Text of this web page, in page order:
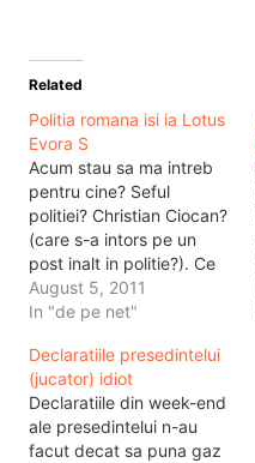
Related
Politia romana isi ia Lotus
Evora S
Acum stau sa ma intreb
pentru cine? Seful
politiei? Christian Ciocan?
(care s-a intors pe un
post inalt in politie?). Ce
poate sa faca masina
asta e asta: Dar la ce o
strazi? Sau doar pentru
pista de aeroport, ca sa
se dea cu…
August 5, 2011
In "de pe net"
Declaratiile presedintelui
(jucator) idiot
Declaratiile din week-end
ale presedintelui n-au
facut decat sa puna gaz